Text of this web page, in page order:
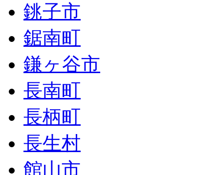
銚子市
鋸南町
鎌ヶ谷市
長南町
長柄町
長生村
館山市